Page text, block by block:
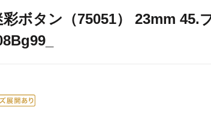
ボタン（75051） 23mm 45.